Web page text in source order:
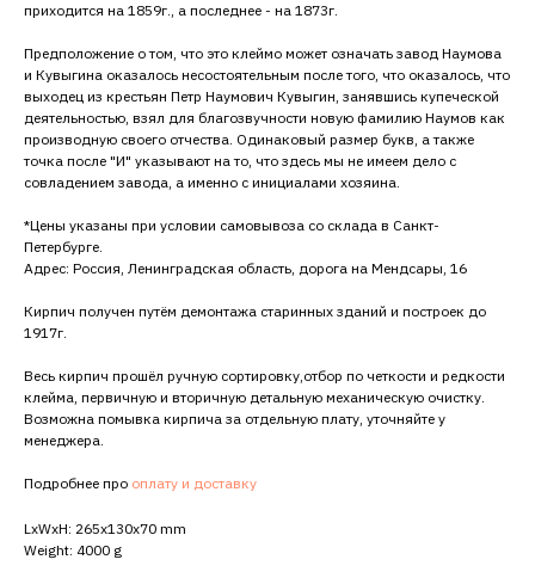
приходится на 1859г., а последнее - на 1873г.
Предположение о том, что это клеймо может означать завод Наумова
и Кувыгина оказалось несостоятельным после того, что оказалось, что
выходец из крестьян Петр Наумович Кувыгин, занявшись купеческой
деятельностью, взял для благозвучности новую фамилию Наумов как
производную своего отчества. Одинаковый размер букв, а также
точка после "И" указывают на то, что здесь мы не имеем дело с
совладением завода, а именно с инициалами хозяина.
*Цены указаны при условии самовывоза со склада в Санкт-
Петербурге.
Адрес: Россия, Ленинградская область, дорога на Мендсары, 16
Кирпич получен путём демонтажа старинных зданий и построек до
1917г.
Весь кирпич прошёл ручную сортировку,отбор по четкости и редкости
клейма, первичную и вторичную детальную механическую очистку.
Возможна помывка кирпича за отдельную плату, уточняйте у
менеджера.
Подробнее про оплату и доставку
LxWxH: 265x130x70 mm
Weight: 4000 g